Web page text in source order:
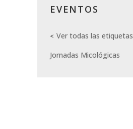
EVENTOS
Ver todas las etiquetas
Jornadas Micológicas